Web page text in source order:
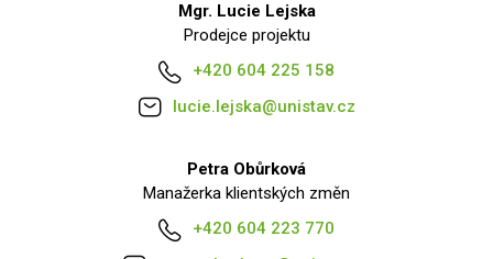
Mgr. Lucie Lejska
Prodejce projektu
+420 604 225 158
lucie.lejska@unistav.cz
Petra Obůrková
Manažerka klientských změn
+420 604 223 770